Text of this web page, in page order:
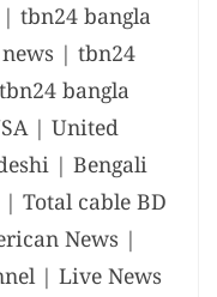
tbn24 bangla
| tbn24
bangla
| United
| Bengali
Total cable BD
News |
| Live News